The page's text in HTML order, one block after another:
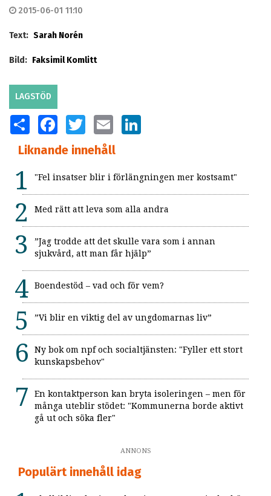
2015-06-01 11:10
Text: Sarah Norén
Bild: Faksimil Komlitt
LAGSTÖD
SHARE FACEBOOKTWITTER EMAIL
Liknande innehåll
"Fel insatser blir i förlängningen mer kostsamt"
Med rätt att leva som alla andra
”Jag trodde att det skulle vara som i annan
sjukvård, att man får hjälp”
Boendestöd – vad och för vem?
”Vi blir en viktig del av ungdomarnas liv”
Ny bok om npf och socialtjänsten: "Fyller ett stort
kunskapsbehov"
En kontaktperson kan bryta isoleringen – men för
många uteblir stödet: "Kommunerna borde aktivt
gå ut och söka fler"
ANNONS
Populärt innehåll idag